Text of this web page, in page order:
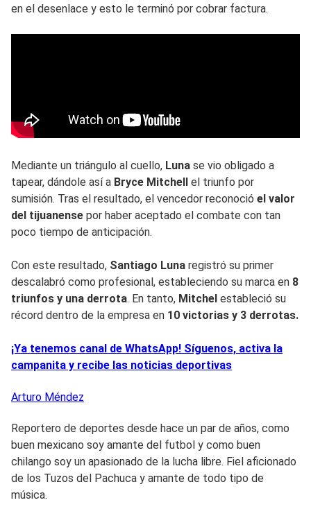
en el desenlace y esto le terminó por cobrar factura.
Mediante un triángulo al cuello, Luna se vio obligado a
tapear, dándole así a Bryce Mitchell el triunfo por
sumisión. Tras el resultado, el vencedor reconoció el valor
del tijuanense por haber aceptado el combate con tan
poco tiempo de anticipación.
Con este resultado, Santiago Luna registró su primer
descalabró como profesional, estableciendo su marca en 8
triunfos y una derrota. En tanto, Mitchel estableció su
récord dentro de la empresa en 10 victorias y 3 derrotas.
¡Ya tenemos canal de WhatsApp! Síguenos, activa la
campanita y recibe las noticias deportivas
Arturo Méndez
Reportero de deportes desde hace un par de años, como
buen mexicano soy amante del futbol y como buen
chilango soy un apasionado de la lucha libre. Fiel aficionado
de los Tuzos del Pachuca y amante de todo tipo de
música.